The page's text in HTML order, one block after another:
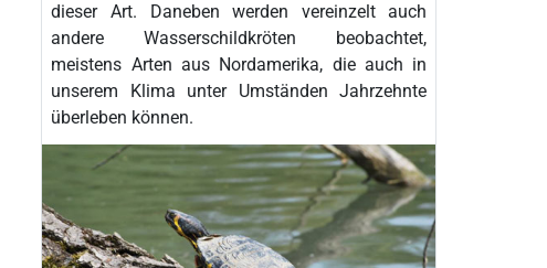
dieser Art. Daneben werden vereinzelt auch
andere Wasserschildkröten beobachtet,
meistens Arten aus Nordamerika, die auch in
unserem Klima unter Umständen Jahrzehnte
überleben können.